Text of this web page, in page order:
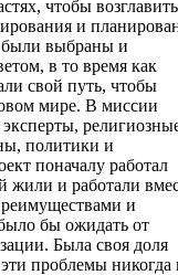
чтобы возглавить
и
были выбраны и
в то время как
свой путь, чтобы
мире. В миссии
политики и
поначалу работал
жили и работали
и
бы ожидать от
Была своя доля
проблемы никогда